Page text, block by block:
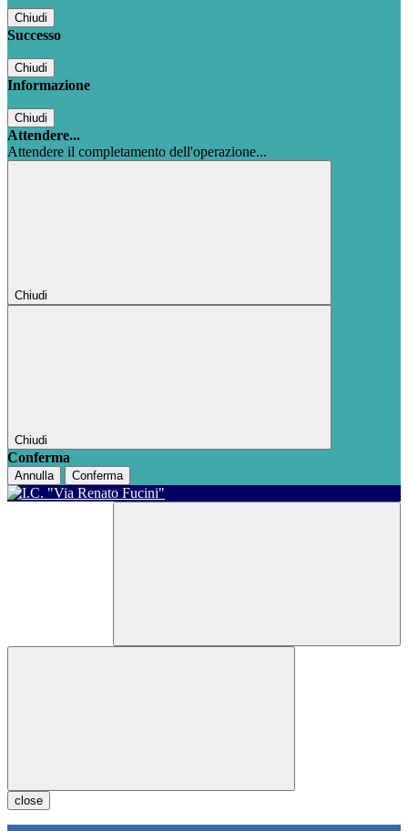
Chiudi
Successo
Chiudi
Informazione
Chiudi
Attendere...
Attendere il completamento dell'operazione...
Chiudi
Chiudi
Conferma
Annulla Conferma
close